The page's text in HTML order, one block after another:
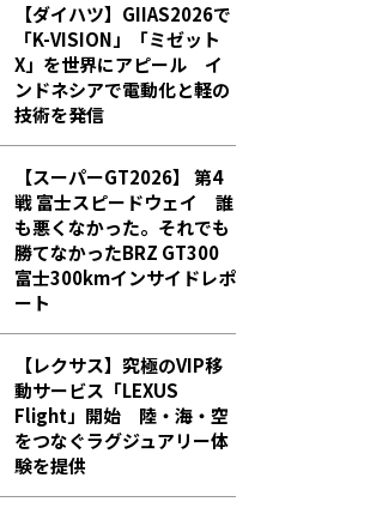
【ダイハツ】GIIAS2026で
「K-VISION」「ミゼット
X」を世界にアピール イ
ンドネシアで電動化と軽の
技術を発信
【スーパーGT2026】 第4
戦 富士スピードウェイ 誰
も悪くなかった。それでも
勝てなかった――BRZ GT300
富士300kmインサイドレポ
ート
【レクサス】究極のVIP移
動サービス「LEXUS
Flight」開始 陸・海・空
をつなぐラグジュアリー体
験を提供